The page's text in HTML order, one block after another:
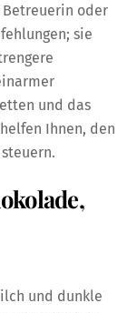
oder
sie
und das
Ihnen, den
und dunkle